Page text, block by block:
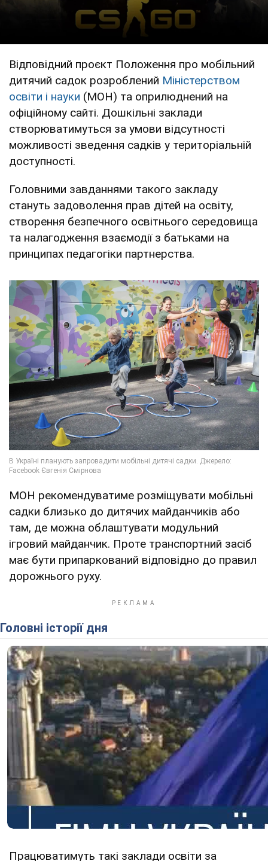
Відповідний проєкт Положення про мобільний
дитячий садок розроблений Міністерством
освіти і науки (МОН) та оприлюднений на
офіційному сайті. Дошкільні заклади
створюватимуться за умови відсутності
можливості зведення садків у територіальній
доступності.
Головними завданнями такого закладу
стануть задоволення прав дітей на освіту,
створення безпечного освітнього середовища
та налагодження взаємодії з батьками на
принципах педагогіки партнерства.
МОН рекомендуватиме розміщувати мобільні
садки близько до дитячих майданчиків або
там, де можна облаштувати модульний
ігровий майданчик. Проте транспортний засіб
має бути припаркований відповідно до правил
дорожнього руху.
Головні історії дня
Працюватимуть такі заклади освіти за